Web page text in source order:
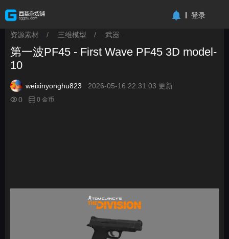
登录
资源素材 / 三维模型 / 武器
第一波PF45 - First Wave PF45 3D model-
10
weixinyonghu823
2026-05-16 22:31:03 更新
0
0 金币